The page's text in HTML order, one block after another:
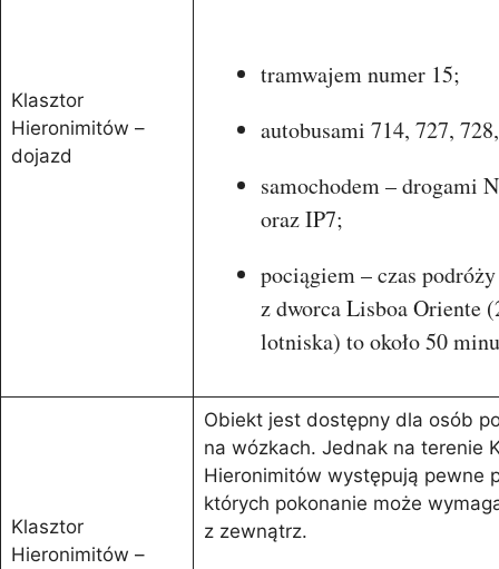
Klasztor
Hieronimitów –
dojazd
tramwajem numer 15;
autobusami 714, 727,
samochodem – drogami
oraz IP7;
pociągiem – czas
z dworca Lisboa Oriente
lotniska) to około 50
Klasztor
Hieronimitów –
Obiekt jest dostępny dla osób
na wózkach. Jednak na terenie
Hieronimitów występują pewne
których pokonanie może
z zewnątrz.